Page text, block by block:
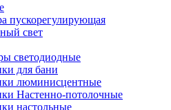
пускорегулирующая
свет
светодиодные
для бани
люминисцентные
Настенно-потолочные
настольные